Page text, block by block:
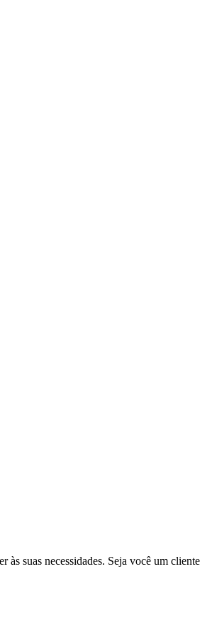
suas necessidades. Seja você um cliente